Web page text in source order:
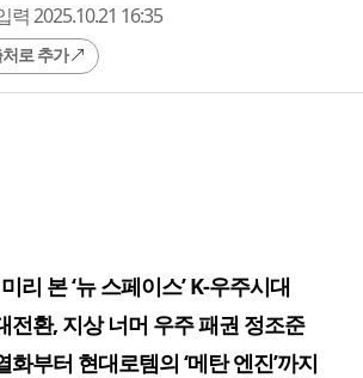
력 2025.10.21 16:35
로 추가
리 본 ‘뉴 스페이스’ K-우주시대
전환, 지상 너머 우주 패권 정조준
부터 현대로템의 ‘메탄 엔진’까지